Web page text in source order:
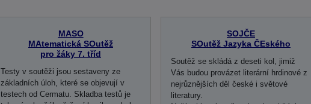
MASO
MAtematická SOutěž
pro žáky 7. tříd
Testy v soutěži jsou sestaveny ze
základních úloh, které se objevují v
testech od Cermatu. Skladba testů je
SOJČE
SOutěž Jazyka ČEského
Soutěž se skládá z deseti kol, jimiž
Vás budou provázet literární hrdinové z
nejrůznějších děl české i světové
literatury.